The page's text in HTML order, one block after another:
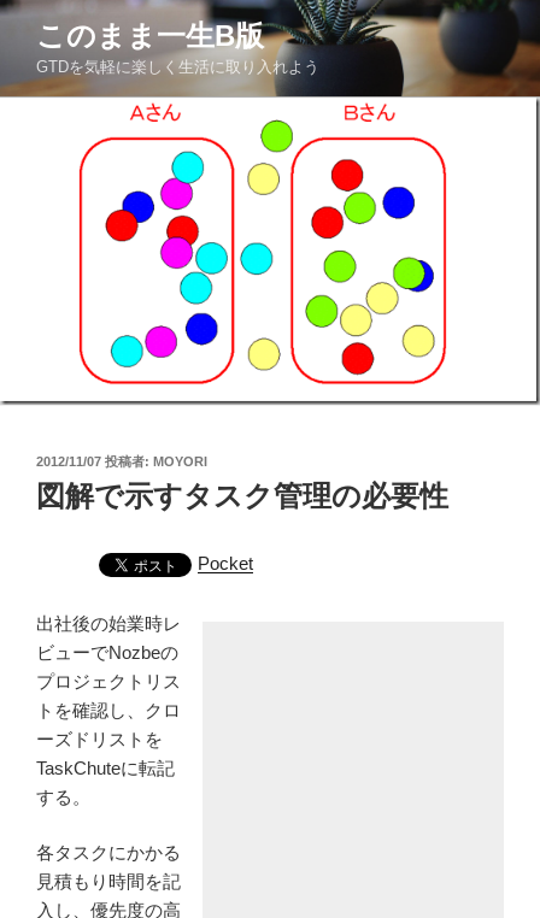
コ
ン
このまま一生Β版
GTDを気軽に楽しく生活に取り入れよう
投
稿
日:
2012/11/07 投稿者: MOYORI
図解で示すタスク管理の必要性
Pocket
出社後の始業時レ
ビューでNozbeの
プロジェクトリス
トを確認し、クロ
ーズドリストを
TaskChuteに転記
する。
各タスクにかかる
見積もり時間を記
入し、優先度の高